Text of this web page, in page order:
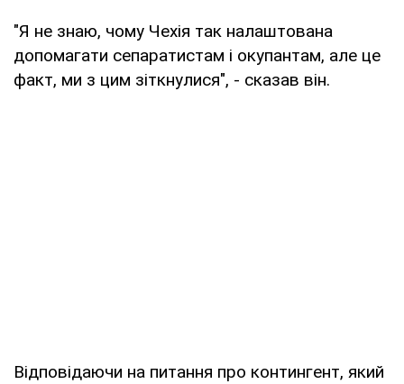
"Я не знаю, чому Чехія так налаштована
допомагати сепаратистам і окупантам, але це
факт, ми з цим зіткнулися", - сказав він.
Відповідаючи на питання про контингент, який